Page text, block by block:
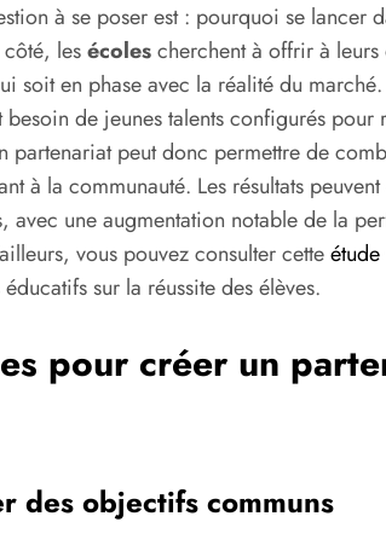
à se poser est : pourquoi se lancer
côté, lesécolescherchent à offrir à leurs
soit en phase avec la réalité du marché.
de jeunes talents configurés pour
partenariat peut donc permettre de
à la communauté. Les résultats peuvent
avec une augmentation notable de la
vous pouvez consulter cetteétude
sur la réussite des élèves.
pour créer un
des objectifs communs